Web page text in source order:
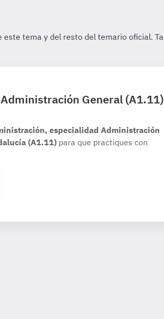
General (A1.11)
especialidad Administración
(A1.11) para que practiques con